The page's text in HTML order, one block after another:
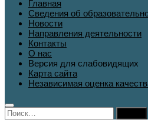
Главная
Сведения об
Новости
Направления деятельности
Контакты
О нас
Версия для слабовидящих
Карта сайта
Независимая оценка
Найти: